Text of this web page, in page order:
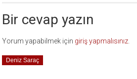
Bir cevap yazın
Yorum yapabilmek için giriş yapmalısınız
Deniz Saraç